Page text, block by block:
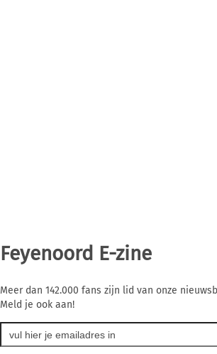
Feyenoord E-zine
Meer dan 142.000 fans zijn lid van onze
Meld je ook aan!